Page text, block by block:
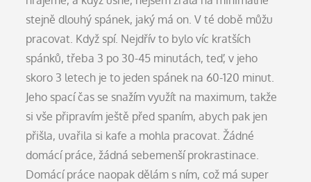
stejně dlouhý spánek, jaký má on. V té době můžu
pracovat. Když spí. Nejdřív to bylo víc kratších
spánků, třeba 3 po 30-45 minutách, teď, v jeho
skoro 3 letech je to jeden spánek na 60-120 minut.
Jeho spací čas se snažím využít na maximum, takže
si vše připravím ještě před spaním, abych pak jen
přišla, uvařila si kafe a mohla pracovat. Žádné
domácí práce, žádná sebemenší prokrastinace.
Domácí práce naopak dělám s ním, což má super